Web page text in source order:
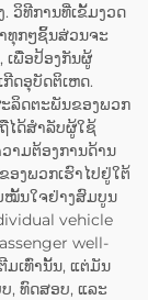
ວິທີການທີ່ເຂັ້ມງວດ
ທຸກໆຊິ້ນສ່ວນຈະ
ເພື່ອປ້ອງກັນຜູ້
ດອຸບັດຕິເຫດ.
ລິດຕະພັນຂອງພວກ
ໄດ້ສຳລັບຜູ້ໃຊ້
າມຕ້ອງການດ້ານ
ອງພວກເຮົາໄປຢູ່ໃຕ້
ໝັ້ນໃຈຢ່າງສົມບູນ
vehicle
well-
ເທົ່ານັ້ນ, ແຕ່ມັນ
, ທົດສອບ, ແລະ